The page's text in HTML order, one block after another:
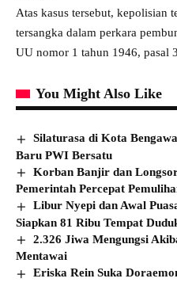
Atas kasus tersebut, kepolisian
tersangka dalam perkara
UU nomor 1 tahun 1946, pasal
You Might Also Like
Silaturasa di Kota
Baru PWI Bersatu
Korban Banjir dan
Pemerintah Percepat
Libur Nyepi dan Awal
Siapkan 81 Ribu Tempat
2.326 Jiwa Mengungsi
Mentawai
Eriska Rein Suka